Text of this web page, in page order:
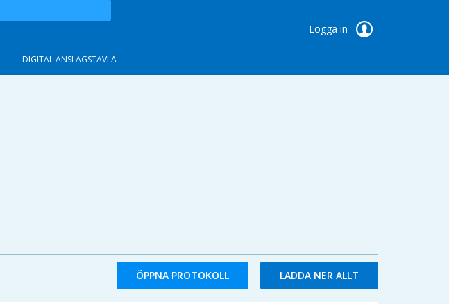
Logga in
DIGITAL ANSLAGSTAVLA
ÖPPNA PROTOKOLL LADDA NER ALLT